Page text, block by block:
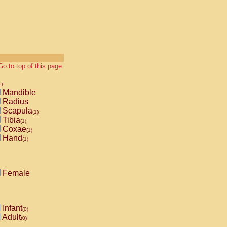
to top of this page.
Mandible
Radius
Scapula(1)
Tibia(1)
Coxae(1)
Hand(1)
Female
Infant(0)
Adult(0)